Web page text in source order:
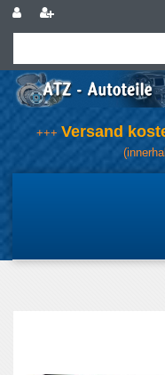
+++ Versand